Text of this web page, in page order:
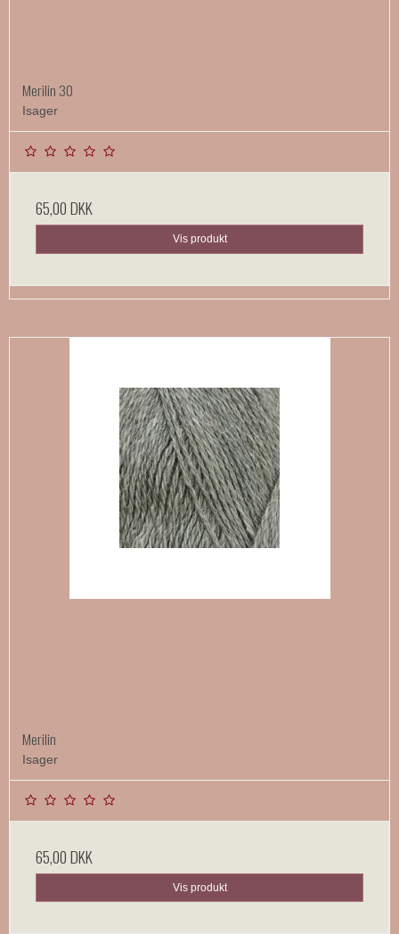
Merilin 30
Isager
65,00 DKK
Vis produkt
Merilin
Isager
65,00 DKK
Vis produkt